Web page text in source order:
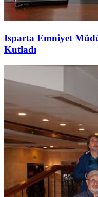
Isparta Emniyet
Kutladı